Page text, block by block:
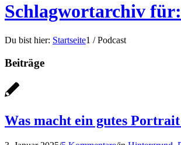
Schlagwortarchiv
Du bist hier: Startseite1 / Podcast
Beiträge
Was macht ein gutes Portrait